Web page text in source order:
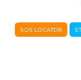
SOS LOCATOR